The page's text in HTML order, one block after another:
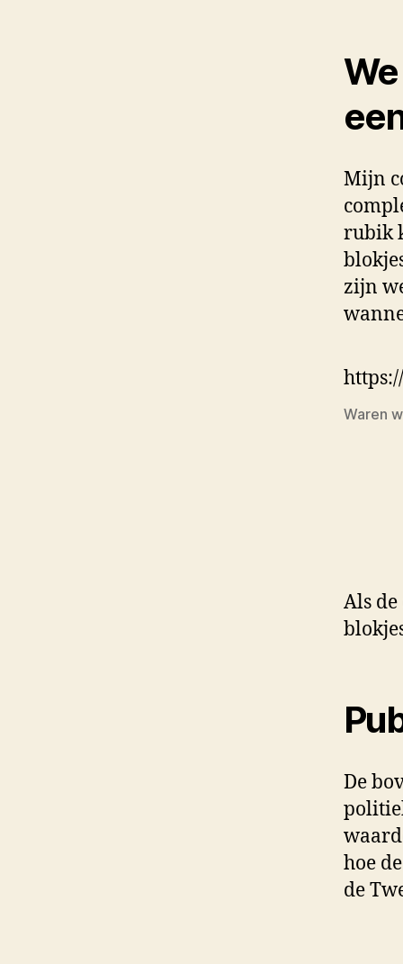
Mijn
rubik
zijn
Waren
Als
De
hoe
de